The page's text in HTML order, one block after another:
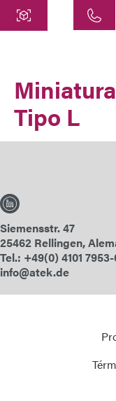
Siemensstraße 47
25462 Rellingen
info@atek.de
Abrir Chat
Nombre
Nombre de la
Correo
Tipo L
Siemensstr. 47
25462 Rellingen,
Tel.: +49(0) 4101
info@atek.de